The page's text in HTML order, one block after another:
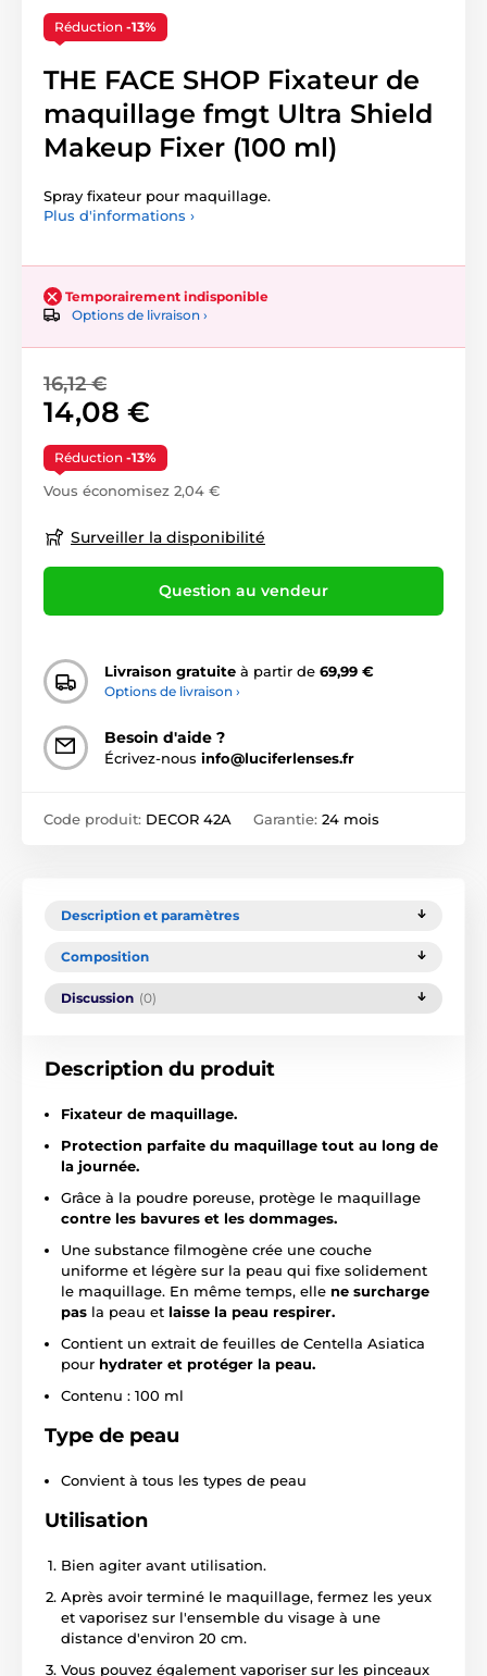
Réduction -13%
THE FACE SHOP Fixateur de
maquillage fmgt Ultra Shield
Makeup Fixer (100 ml)
Spray fixateur pour maquillage.
Plus d'informations ›
Temporairement indisponible
Options de livraison ›
16,12 €
14,08 €
Réduction -13%
Vous économisez 2,04 €
Surveiller la disponibilité
Question au vendeur
Livraison gratuite à partir de 69,99 €
Options de livraison ›
Besoin d'aide ?
Écrivez-nous info@luciferlenses.fr
Code produit: DECOR 42A Garantie: 24 mois
Description et paramètres
Composition
Discussion (0)
Description du produit
Fixateur de maquillage.
Protection parfaite du maquillage tout au long de
la journée.
Grâce à la poudre poreuse, protège le maquillage
contre les bavures et les dommages.
Une substance filmogène crée une couche
uniforme et légère sur la peau qui fixe solidement
le maquillage. En même temps, elle ne surcharge
pas la peau et laisse la peau respirer.
Contient un extrait de feuilles de Centella Asiatica
pour hydrater et protéger la peau.
Contenu : 100 ml
Type de peau
Convient à tous les types de peau
Utilisation
Bien agiter avant utilisation.
Après avoir terminé le maquillage, fermez les yeux
et vaporisez sur l'ensemble du visage à une
distance d'environ 20 cm.
Vous pouvez également vaporiser sur les pinceaux